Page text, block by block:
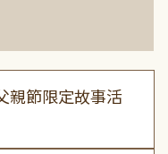
親節限定故事活